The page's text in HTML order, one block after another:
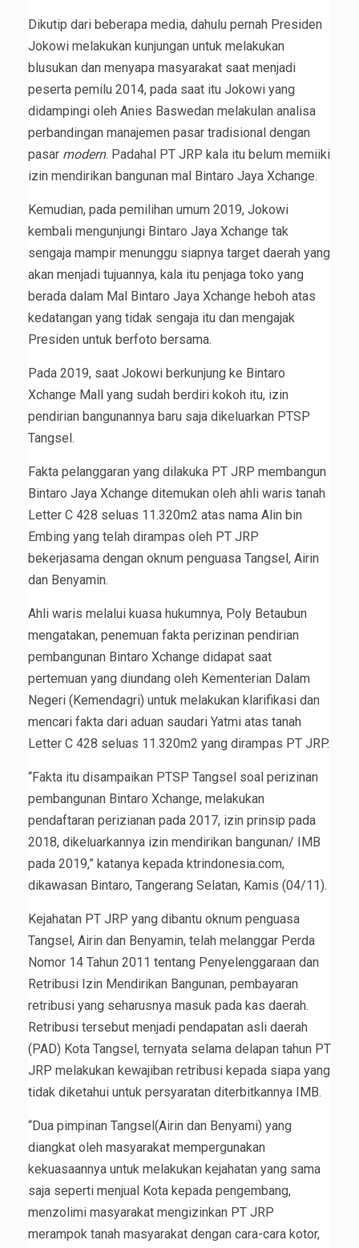
Dikutip dari beberapa media, dahulu pernah Presiden
Jokowi melakukan kunjungan untuk melakukan
blusukan dan menyapa masyarakat saat menjadi
peserta pemilu 2014, pada saat itu Jokowi yang
didampingi oleh Anies Baswedan melakulan analisa
perbandingan manajemen pasar tradisional dengan
pasar modern. Padahal PT JRP kala itu belum memiiki
izin mendirikan bangunan mal Bintaro Jaya Xchange.
Kemudian, pada pemilihan umum 2019, Jokowi
kembali mengunjungi Bintaro Jaya Xchange tak
sengaja mampir menunggu siapnya target daerah yang
akan menjadi tujuannya, kala itu penjaga toko yang
berada dalam Mal Bintaro Jaya Xchange heboh atas
kedatangan yang tidak sengaja itu dan mengajak
Presiden untuk berfoto bersama.
Pada 2019, saat Jokowi berkunjung ke Bintaro
Xchange Mall yang sudah berdiri kokoh itu, izin
pendirian bangunannya baru saja dikeluarkan PTSP
Tangsel.
Fakta pelanggaran yang dilakuka PT JRP membangun
Bintaro Jaya Xchange ditemukan oleh ahli waris tanah
Letter C 428 seluas 11.320m2 atas nama Alin bin
Embing yang telah dirampas oleh PT JRP
bekerjasama dengan oknum penguasa Tangsel, Airin
dan Benyamin.
Ahli waris melalui kuasa hukumnya, Poly Betaubun
mengatakan, penemuan fakta perizinan pendirian
pembangunan Bintaro Xchange didapat saat
pertemuan yang diundang oleh Kementerian Dalam
Negeri (Kemendagri) untuk melakukan klarifikasi dan
mencari fakta dari aduan saudari Yatmi atas tanah
Letter C 428 seluas 11.320m2 yang dirampas PT JRP.
“Fakta itu disampaikan PTSP Tangsel soal perizinan
pembangunan Bintaro Xchange, melakukan
pendaftaran perizianan pada 2017, izin prinsip pada
2018, dikeluarkannya izin mendirikan bangunan/ IMB
pada 2019,” katanya kepada ktrindonesia.com,
dikawasan Bintaro, Tangerang Selatan, Kamis (04/11).
Kejahatan PT JRP yang dibantu oknum penguasa
Tangsel, Airin dan Benyamin, telah melanggar Perda
Nomor 14 Tahun 2011 tentang Penyelenggaraan dan
Retribusi Izin Mendirikan Bangunan, pembayaran
retribusi yang seharusnya masuk pada kas daerah.
Retribusi tersebut menjadi pendapatan asli daerah
(PAD) Kota Tangsel, ternyata selama delapan tahun PT
JRP melakukan kewajiban retribusi kepada siapa yang
tidak diketahui untuk persyaratan diterbitkannya IMB.
“Dua pimpinan Tangsel(Airin dan Benyami) yang
diangkat oleh masyarakat mempergunakan
kekuasaannya untuk melakukan kejahatan yang sama
saja seperti menjual Kota kepada pengembang,
menzolimi masyarakat mengizinkan PT JRP
merampok tanah masyarakat dengan cara-cara kotor,